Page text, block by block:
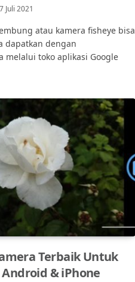
Juli 2021
atau kamera fisheye bisa
dapatkan dengan
melalui toko aplikasi Google
Terbaik Untuk
& iPhone